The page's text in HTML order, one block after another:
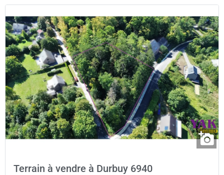
Terrain à vendre à Durbuy 6940